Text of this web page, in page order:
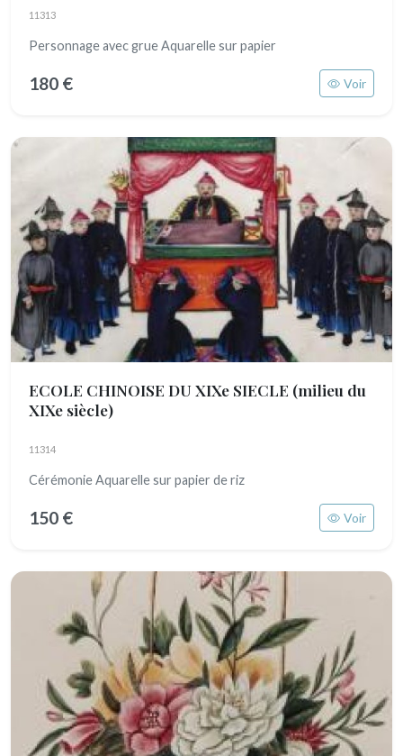
11313
Personnage avec grue Aquarelle sur papier
180 € Voir
ECOLE CHINOISE DU XIXe SIECLE (milieu du
XIXe siècle)
11314
Cérémonie Aquarelle sur papier de riz
150 € Voir